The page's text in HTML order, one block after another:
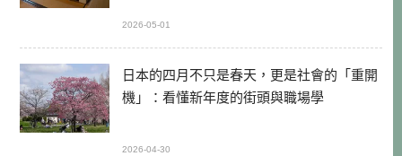
2026-05-01
日本的四月不只是春天，更是社會的「重開
機」：看懂新年度的街頭與職場學
2026-04-30